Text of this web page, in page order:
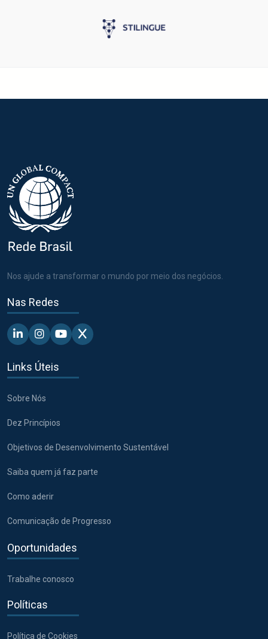
Nos ajude a transformar o mundo por meio dos negócios.
Nas Redes
Linkedin - Pacto Global BR
Instagram - Pacto Global BR
Youtube - Pacto Global BR
X - Pacto Global BR
Links Úteis
Sobre Nós
Dez Princípios
Objetivos de Desenvolvimento Sustentável
Saiba quem já faz parte
Como aderir
Comunicação de Progresso
Oportunidades
Trabalhe conosco
Políticas
Política de Cookies